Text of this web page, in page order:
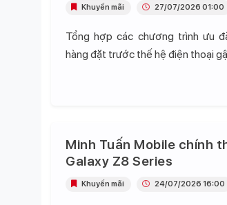
Tổng hợp các chương trình ưu
hàng đặt trước thế hệ điện thoại
Khuyến mãi 27/07/2026 01:00
Minh Tuấn Mobile chính
Galaxy Z8 Series
Khuyến mãi 24/07/2026 16:00